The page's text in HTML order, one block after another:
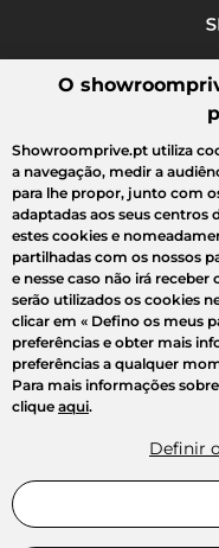
Pesquisar uma
Todas as vendas Moda
O
Showroomprive.pt utiliza
a navegação, medir a
para lhe propor, junto com
adaptadas aos seus centros
estes cookies e
partilhadas com os nossos
e nesse caso não irá
serão utilizados os cookies
clicar em « Defino os meus
preferências e obter mais
preferências a qualquer
Para mais informações
clique aqui.
Definir